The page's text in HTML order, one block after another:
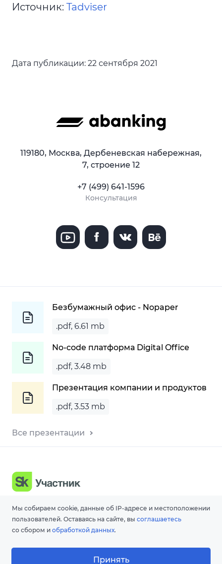
Источник: Tadviser
Дата публикации: 22 сентября 2021
119180, Москва, Дербеневская набережная,
7, строение 12
+7 (499) 641-1596
Консультация
Безбумажный офис - Nopaper
.pdf, 6.61 mb
No-code платформа Digital Office
.pdf, 3.48 mb
Презентация компании и продуктов
.pdf, 3.53 mb
Все презентации
© 2026 ООО «Акоммерс»
Интеллектуальная собственность
Политика организации в отношении обработки
персональных данных на сайте
Мы собираем cookie, данные об IP-адресе и местоположении
пользователей. Оставаясь на сайте, вы соглашаетесь
со сбором и обработкой данных.
Принять